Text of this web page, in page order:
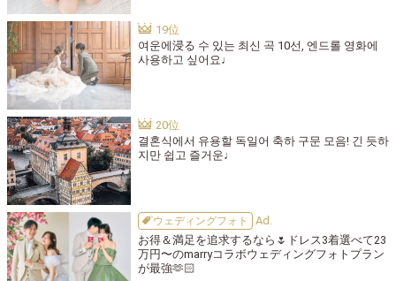
여운에浸る 수 있는 최신 곡 10선, 엔드롤 영화에
사용하고 싶어요♩
결혼식에서 유용할 독일어 축하 구문 모음! 긴 듯하
지만 쉽고 즐거운♩
ウェディングフォト
お得＆満足を追求するなら🌷ドレス3着選べて23
万円〜のmarryコラボウェディングフォトプラン
が最強🫶🏻